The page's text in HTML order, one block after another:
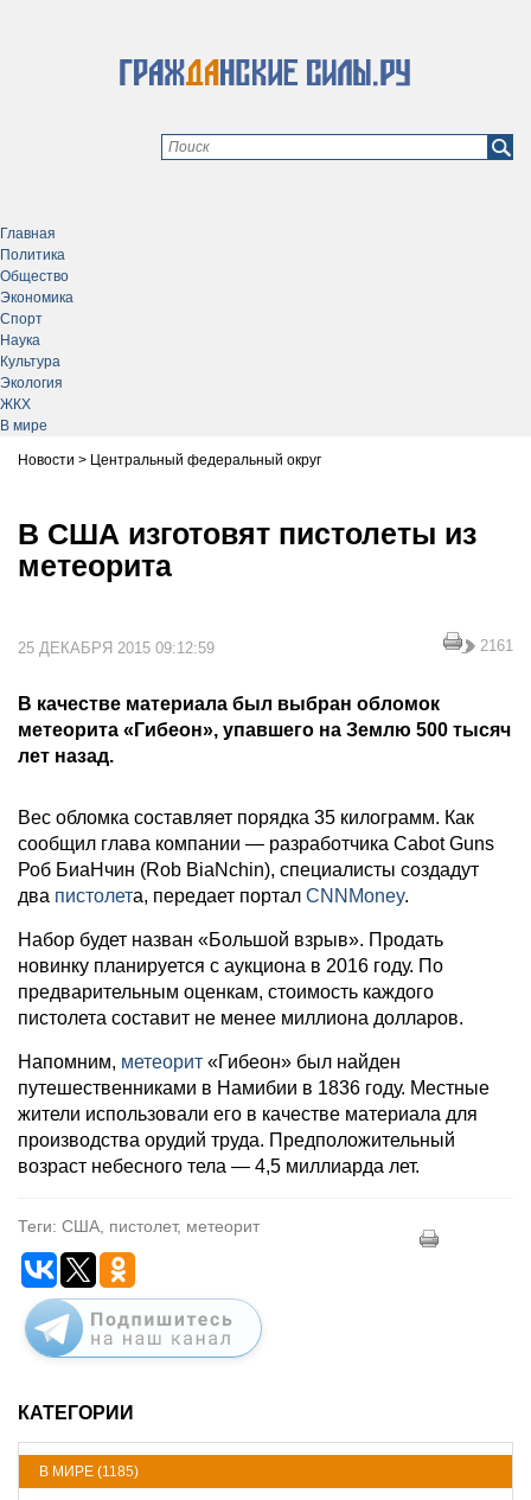
Главная
Политика
Общество
Экономика
Спорт
Наука
Культура
Экология
ЖКХ
В мире
Новости > Центральный федеральный округ
В США изготовят пистолеты из
метеорита
25 ДЕКАБРЯ 2015 09:12:59 2161
В качестве материала был выбран обломок
метеорита «Гибеон», упавшего на Землю 500 тысяч
лет назад.
Вес обломка составляет порядка 35 килограмм. Как
сообщил глава компании — разработчика Cabot Guns
Роб БиаНчин (Rob BiaNchin), специалисты создадут
два пистолета, передает портал CNNMoney.
Набор будет назван «Большой взрыв». Продать
новинку планируется с аукциона в 2016 году. По
предварительным оценкам, стоимость каждого
пистолета составит не менее миллиона долларов.
Напомним, метеорит «Гибеон» был найден
путешественниками в Намибии в 1836 году. Местные
жители использовали его в качестве материала для
производства орудий труда. Предположительный
возраст небесного тела — 4,5 миллиарда лет.
Теги: США, пистолет, метеорит
КАТЕГОРИИ
В МИРЕ (1185)